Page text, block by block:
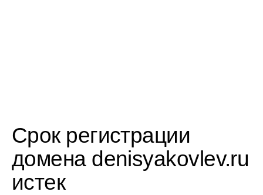
Срок регистрации
домена denisyakovlev.ru
истек